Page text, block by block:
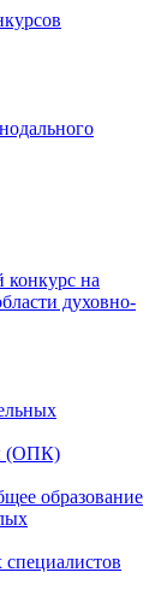
на
духовно-
(ОПК)
образование